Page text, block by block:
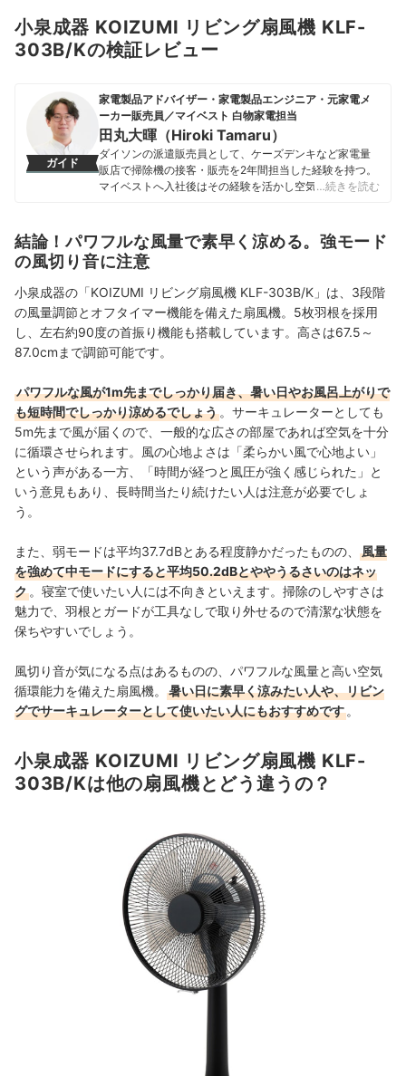
小泉成器 KOIZUMI リビング扇風機 KLF-
303B/Kの検証レビュー
ガイド
家電製品アドバイザー・家電製品エンジニア・元家電メ
ーカー販売員／マイベスト 白物家電担当
田丸大暉（Hiroki Tamaru）
ダイソンの派遣販売員として、ケーズデンキなど家電量
販店で掃除機の接客・販売を2年間担当した経験を持つ。
マイベストへ入社後はその経験を活かし空気清浄機・除
ガイドを担当し、日立やシャープ、パナソニックなどの
総合家電メーカーから、ダイニチ工業・Sharkなどの専門
メーカーまで、150以上の家電製品を比較検証してきた。
毎日使う家電製品だからこそ、本当によい商品を誰もが
簡単に選べるように、性能はもちろん省エネ性能やお手
入れのしやすさまでひとつひとつ丁寧に確認しながらコ
ンテンツ制作を行う。
田丸大暉（Hiroki Tamaru）のプロフィール
…続きを読む
結論！パワフルな風量で素早く涼める。強モード
の風切り音に注意
小泉成器の「KOIZUMI リビング扇風機 KLF-303B/K」は、3段階
の風量調節とオフタイマー機能を備えた扇風機。5枚羽根を採用
し、左右約90度の首振り機能も搭載しています。高さは67.5～
87.0cmまで調節可能です。
パワフルな風が1m先までしっかり届き、暑い日やお風呂上がりで
も短時間でしっかり涼めるでしょう 。サーキュレーターとしても
5m先まで風が届くので、一般的な広さの部屋であれば空気を十分
に循環させられます。風の心地よさは「柔らかい風で心地よい」
という声がある一方、「時間が経つと風圧が強く感じられた」と
いう意見もあり、長時間当たり続けたい人は注意が必要でしょ
う。
また、弱モードは平均37.7dBとある程度静かだったものの、
風量
を強めて中モードにすると平均50.2dBとややうるさいのはネッ
ク 。寝室で使いたい人には不向きといえます。掃除のしやすさは
魅力で、羽根とガードが工具なしで取り外せるので清潔な状態を
保ちやすいでしょう。
風切り音が気になる点はあるものの、パワフルな風量と高い空気
循環能力を備えた扇風機。
暑い日に素早く涼みたい人や、リビン
グでサーキュレーターとして使いたい人にもおすすめです 。
小泉成器 KOIZUMI リビング扇風機 KLF-
303B/Kは他の扇風機とどう違うの？